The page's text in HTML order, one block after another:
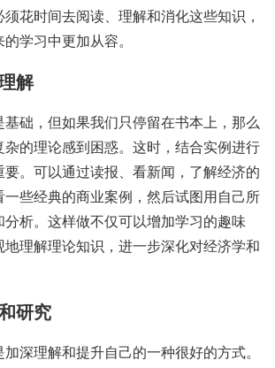
花时间去阅读、理解和消化这些知识，
学习中更加从容。
解
础，但如果我们只停留在书本上，那么
杂的理论感到困惑。这时，结合实例进行
要。可以通过读报、看新闻，了解经济的
一些经典的商业案例，然后试图用自己所
分析。这样做不仅可以增加学习的趣味
地理解理论知识，进一步深化对经济学和
研究
深理解和提升自己的一种很好的方式。